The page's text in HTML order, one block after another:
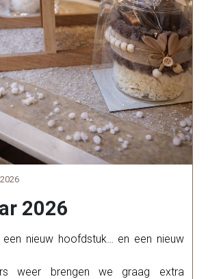
2026
een nieuw hoofdstuk… en een nieuw
weer brengen we graag extra